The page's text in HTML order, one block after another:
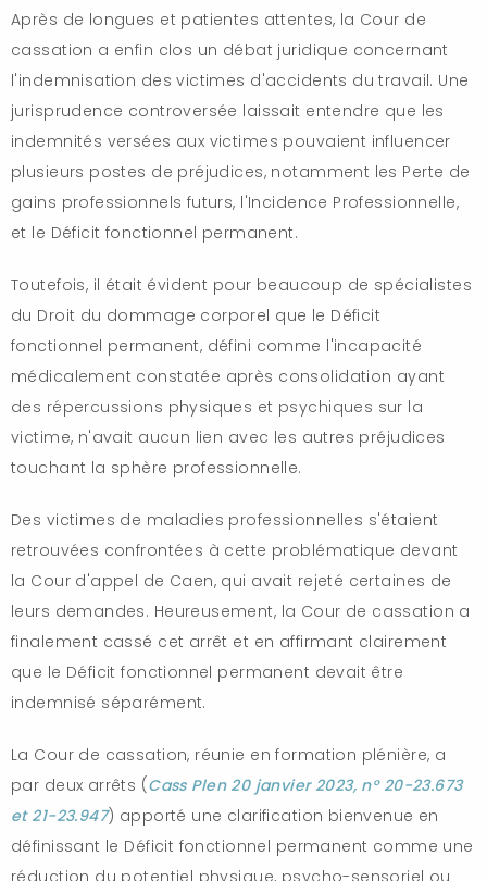
Après de longues et patientes attentes, la Cour de
cassation a enfin clos un débat juridique concernant
l'indemnisation des victimes d'accidents du travail. Une
jurisprudence controversée laissait entendre que les
indemnités versées aux victimes pouvaient influencer
plusieurs postes de préjudices, notamment les Perte de
gains professionnels futurs, l'Incidence Professionnelle,
et le Déficit fonctionnel permanent.
Toutefois, il était évident pour beaucoup de spécialistes
du Droit du dommage corporel que le Déficit
fonctionnel permanent, défini comme l'incapacité
médicalement constatée après consolidation ayant
des répercussions physiques et psychiques sur la
victime, n'avait aucun lien avec les autres préjudices
touchant la sphère professionnelle.
Des victimes de maladies professionnelles s'étaient
retrouvées confrontées à cette problématique devant
la Cour d'appel de Caen, qui avait rejeté certaines de
leurs demandes. Heureusement, la Cour de cassation a
finalement cassé cet arrêt et en affirmant clairement
que le Déficit fonctionnel permanent devait être
indemnisé séparément.
La Cour de cassation, réunie en formation plénière, a
par deux arrêts (Cass Plen 20 janvier 2023, n° 20-23.673
et 21-23.947) apporté une clarification bienvenue en
définissant le Déficit fonctionnel permanent comme une
réduction du potentiel physique, psycho-sensoriel ou